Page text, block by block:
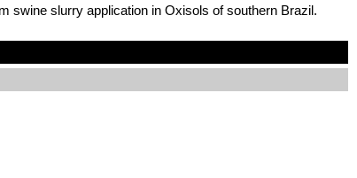
swine slurry application in Oxisols of southern Brazil.